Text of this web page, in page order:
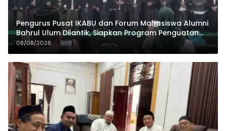
Pengurus Pusat IKABU dan Forum Mahasiswa Alumni
Bahrul Ulum Dilantik, Siapkan Program Penguatan
Organisasi dan Ekonomi
08/08/2026